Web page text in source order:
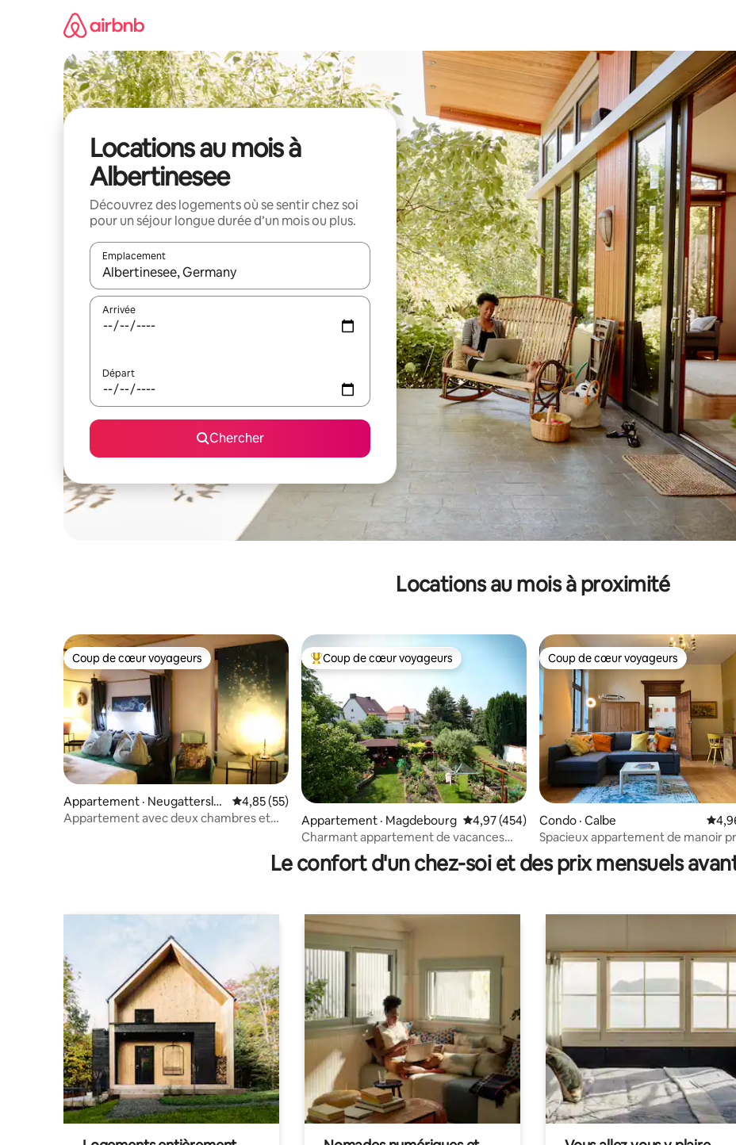
Locations au mois à
Albertinesee
Découvrez des logements où se sentir chez soi
pour un séjour longue durée d’un mois ou plus.
Emplacement
Quand les résultats sont affichés, parcourez-les en utilisant les flèches vers le haut et vers le bas, ou en appuyant dessus et
Arrivée
Départ
Chercher
Locations au mois à proximité
Coup de cœur voyageurs
Coup de cœur voyageurs
Appartement · Neugattersle
ben
Note moyenne de 4,85 sur 5, 55 commentaires
4,85 (55)
Appartement avec deux chambres et
Coup de cœur voyageurs parmi les plus aimés
Coup de cœur voyageurs
Appartement · Magdebourg Note moyenne de 4,97 sur 5, 454 commentaires
4,97 (454)
Charmant appartement de vacances
dans la verdure à proximité de la clinique
universitaire
Coup de cœur voyageurs
Coup de cœur voyageurs
Condo · Calbe Note
Spacieux appartement de manoir
de la Saale et de l'Elbe
Le confort d'un chez-soi et des prix mensuels